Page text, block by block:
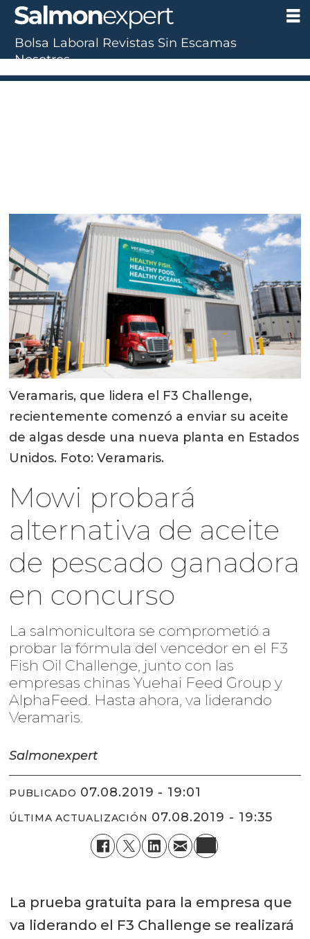
Veramaris, que lidera el F3 Challenge,
recientemente comenzó a enviar su aceite
de algas desde una nueva planta en Estados
Unidos. Foto: Veramaris.
Mowi probará
alternativa de aceite
de pescado ganadora
en concurso
La salmonicultora se comprometió a
probar la fórmula del vencedor en el F3
Fish Oil Challenge, junto con las
empresas chinas Yuehai Feed Group y
AlphaFeed. Hasta ahora, va liderando
Veramaris.
Salmonexpert
PUBLICADO 07.08.2019 - 19:01
ÚLTIMA ACTUALIZACIÓN 07.08.2019 - 19:35
La prueba gratuita para la empresa que
va liderando el F3 Challenge se realizará
Bolsa Laboral Revistas Sin Escamas
Nosotros